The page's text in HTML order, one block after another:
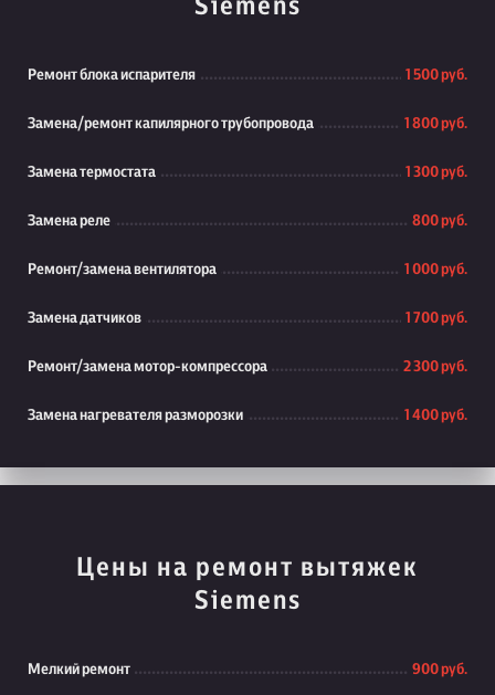
Siemens
Ремонт блока испарителя 1 500 руб.
Замена/ремонт капилярного трубопровода 1 800 руб.
Замена термостата 1 300 руб.
Замена реле 800 руб.
Ремонт/замена вентилятора 1 000 руб.
Замена датчиков 1 700 руб.
Ремонт/замена мотор-компрессора 2 300 руб.
Замена нагревателя разморозки 1 400 руб.
Цены на ремонт вытяжек
Siemens
Мелкий ремонт 900 руб.